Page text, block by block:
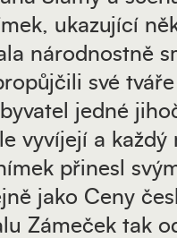
ukazující
národnostně
své
jedné
vyvíjejí a
přinesl
jako Ceny
Zámeček tak